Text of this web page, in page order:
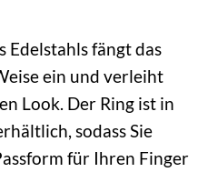
Edelstahls fängt das
ein und verleiht
Look. Der Ring ist in
sodass Sie
für Ihren Finger